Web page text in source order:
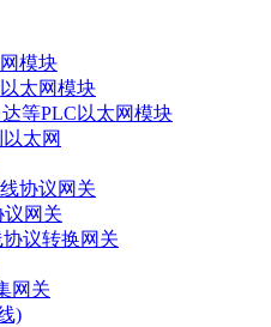
模块
太网模块
等PLC以太网模块
太网
协议网关
议网关
协议转换网关
网关
)